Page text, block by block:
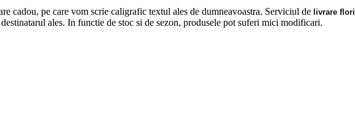
cadou, pe care vom scrie caligrafic textul ales de dumneavoastra. Serviciul de livrare flori
ales. In functie de stoc si de sezon, produsele pot suferi mici modificari.